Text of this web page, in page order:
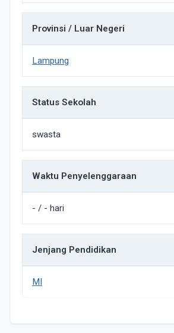
Provinsi / Luar Negeri
Lampung
Status Sekolah
swasta
Waktu Penyelenggaraan
- / - hari
Jenjang Pendidikan
MI